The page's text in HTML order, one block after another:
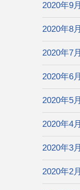
2020年9月
2020年8月
2020年7月
2020年6月
2020年5月
2020年4月
2020年3月
2020年2月